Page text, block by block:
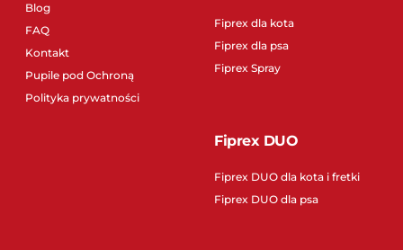
Blog
FAQ
Kontakt
Pupile pod Ochroną
Polityka prywatności
Fiprex dla kota
Fiprex dla psa
Fiprex Spray
Fiprex DUO
Fiprex DUO dla kota i fretki
Fiprex DUO dla psa